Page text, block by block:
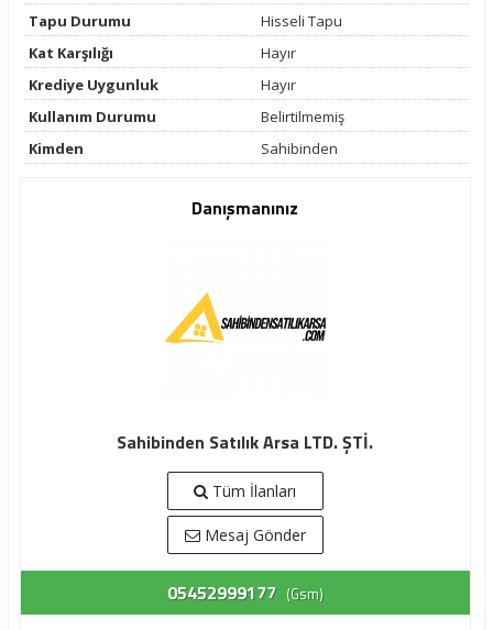
Tapu Durumu
Hisseli Tapu
Kat Karşılığı
Hayır
Krediye Uygunluk
Hayır
Kullanım Durumu
Belirtilmemiş
Kimden
Sahibinden
Danışmanınız
Sahibinden Satılık Arsa LTD. ŞTİ.
Tüm İlanları
Mesaj Gönder
05452999177 (Gsm)